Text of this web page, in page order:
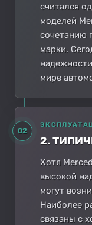
считался
моделей
сочетанию
марки.
мире
02
2.
Хотя
высокой
могут
Наиболее
связаны с